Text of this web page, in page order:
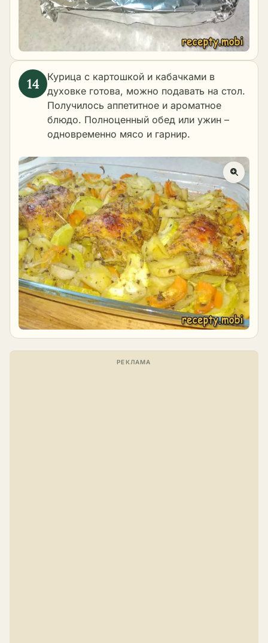
Курица с картошкой и кабачками в
духовке готова, можно подавать на стол.
Получилось аппетитное и ароматное
блюдо. Полноценный обед или ужин –
одновременно мясо и гарнир.